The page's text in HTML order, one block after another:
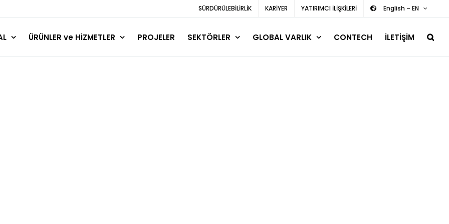
SÜRDÜRÜLEBİLİRLİK KARİYER YATIRIMCI İLİŞKİLERİ English – EN
ÜRÜNLER ve HİZMETLER PROJELER SEKTÖRLER GLOBAL VARLIK CONTECH İLETİŞİM